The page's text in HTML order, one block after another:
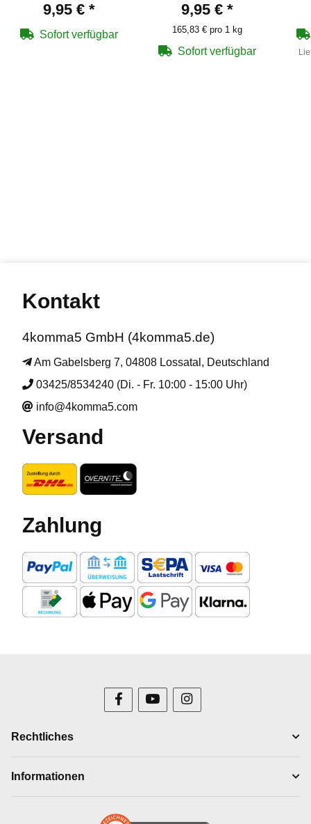
mm
9,95 € *
Sofort verfügbar
9,95 € *
165,83 € pro 1 kg
Sofort verfügbar
Kontakt
4komma5 GmbH (4komma5.de)
Am Gabelsberg 7, 04808 Lossatal, Deutschland
03425/8534240 (Di. - Fr. 10:00 - 15:00 Uhr)
info@4komma5.com
Versand
Zahlung
Rechtliches
Informationen